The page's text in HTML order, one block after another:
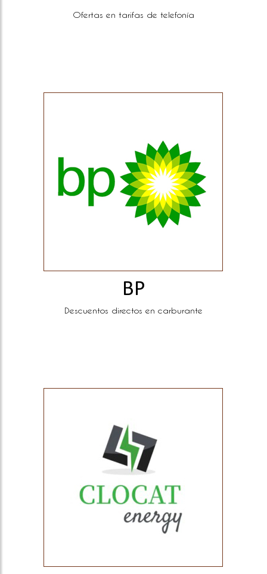
Ofertas en tarifas de telefonía
BP
Descuentos directos en carburante